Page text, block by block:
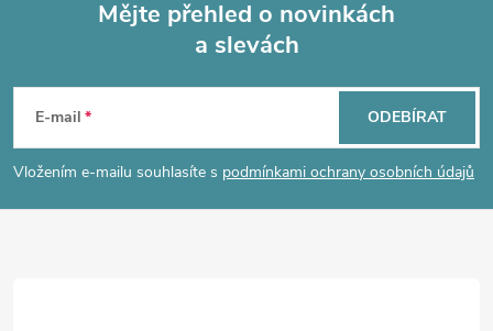
p
Mějte přehled o novinkách
a slevách
E-mail
Vložením e-mailu souhlasíte s podmínkami ochrany osobních údajů
ODEBÍRAT